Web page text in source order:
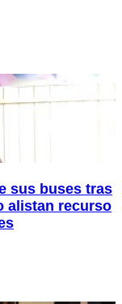
sus buses tras
alistan recurso